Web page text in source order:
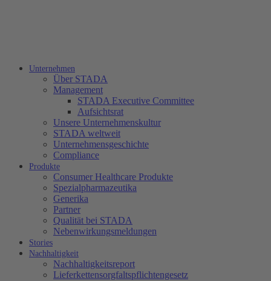
Unternehmen
Über STADA
Management
STADA Executive Committee
Aufsichtsrat
Unsere Unternehmenskultur
STADA weltweit
Unternehmensgeschichte
Compliance
Produkte
Consumer Healthcare Produkte
Spezialpharmazeutika
Generika
Partner
Qualität bei STADA
Nebenwirkungsmeldungen
Stories
Nachhaltigkeit
Nachhaltigkeitsreport
Lieferkettensorgfaltspflichtengesetz